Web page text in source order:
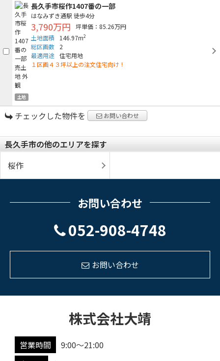
土地
長久手市桜作1407番の一部
はなみずき通駅 徒歩4分
3,790万円
坪単価：85.26万円
土地面積
146.97m2
総区画数
2
最適用途 住宅用地
１区画４３坪以上の注文住宅向け！
チェックした物件を お問い合わせ
長久手市の他のエリアを探す
桜作
お問い合わせ
052-908-4748
お問い合わせ
株式会社大靖
営業時間
9:00～21:00